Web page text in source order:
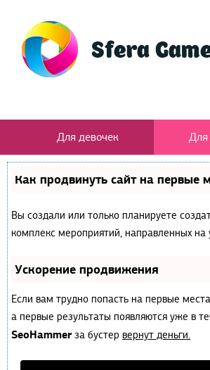
Для девочек Для
Как продвинуть сайт на первые
Вы создали или только планируете
комплекс мероприятий, направленных
Ускорение продвижения
Если вам трудно попасть на первые
а первые результаты появляются уже в
SeoHammerза бустер вернут деньги.